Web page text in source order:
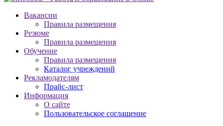
Вакансии
Правила размещения
Резюме
Правила размещения
Обучение
Правила размещения
Каталог учреждений
Рекламодателям
Прайс-лист
Информация
О сайте
Пользовательское соглашение